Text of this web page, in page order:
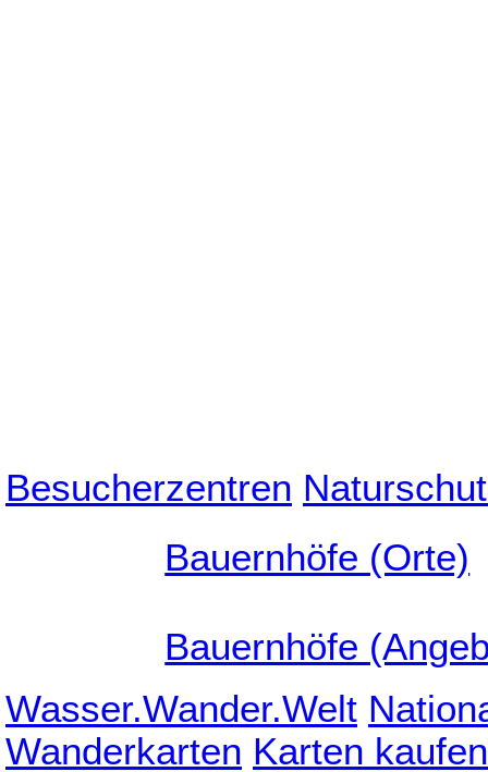
Besucherzentren
Bauernhöfe (Orte)
Bauernhöfe
Wasser.Wander.Welt
Wanderkarten Karten kaufen